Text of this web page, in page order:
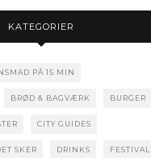
KATEGORIER
PÅ 15 MIN
BRØD & BAGVÆRK BURGER
CITY GUIDES
SKER DRINKS FESTIVAL